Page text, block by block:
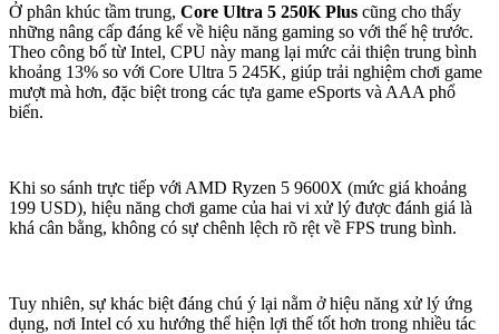
Ở phân khúc tầm trung, Core Ultra 5 250K Plus cũng cho thấy
những nâng cấp đáng kể về hiệu năng gaming so với thế hệ trước.
Theo công bố từ Intel, CPU này mang lại mức cải thiện trung bình
khoảng 13% so với Core Ultra 5 245K, giúp trải nghiệm chơi game
mượt mà hơn, đặc biệt trong các tựa game eSports và AAA phổ
biến.
Khi so sánh trực tiếp với AMD Ryzen 5 9600X (mức giá khoảng
199 USD), hiệu năng chơi game của hai vi xử lý được đánh giá là
khá cân bằng, không có sự chênh lệch rõ rệt về FPS trung bình.
Tuy nhiên, sự khác biệt đáng chú ý lại nằm ở hiệu năng xử lý ứng
dụng, nơi Intel có xu hướng thể hiện lợi thế tốt hơn trong nhiều tác